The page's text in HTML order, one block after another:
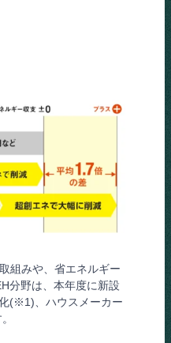
組みや、省エネルギー
分野は、本年度に新設
(※1)、ハウスメーカー